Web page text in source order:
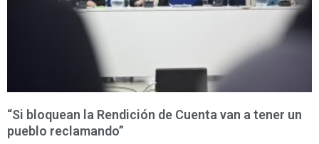
“Si bloquean la Rendición de Cuenta van a tener un
pueblo reclamando”